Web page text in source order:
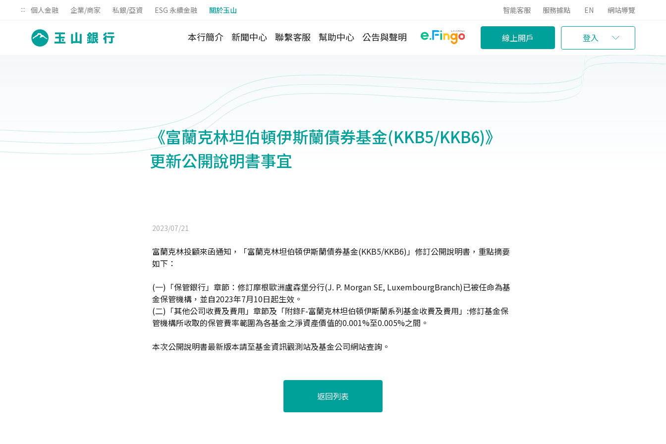
::: 個人金融 企業/商家 私銀/亞資 ESG 永續金融 關於玉山 智能客服 服務據點 EN 網站導覽
本行簡介 新聞中心 聯繫客服 幫助中心 公告與聲明 線上開戶 登入
《富蘭克林坦伯頓伊斯蘭債券基金(KKB5/KKB6)》
更新公開說明書事宜
2023/07/21
富蘭克林投顧來函通知，「富蘭克林坦伯頓伊斯蘭債券基金(KKB5/KKB6)」修訂公開說明書，重點摘要
如下：
(一)「保管銀行」章節：修訂摩根歐洲盧森堡分行(J. P. Morgan SE, LuxembourgBranch)已被任命為基
金保管機構，並自2023年7月10日起生效。
(二)「其他公司收費及費用」章節及「附錄F-富蘭克林坦伯頓伊斯蘭系列基金收費及費用」:修訂基金保
管機構所收取的保管費率範圍為各基金之淨資產價值的0.001%至0.005%之間。
本次公開說明書最新版本請至基金資訊觀測站及基金公司網站查詢。
返回列表